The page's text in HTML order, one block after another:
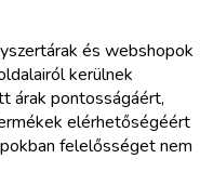
és webshopok
kerülnek
árak pontosságáért,
elérhetőségéért
felelősséget nem